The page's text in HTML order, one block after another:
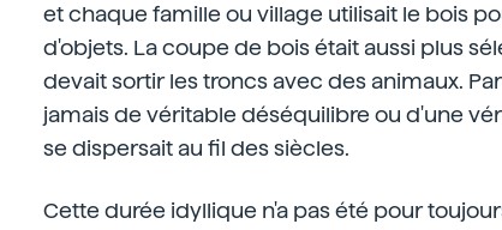
et chaque famille ou village utilisait le bois
d'objets. La coupe de bois était aussi plus
devait sortir les troncs avec des animaux.
jamais de véritable déséquilibre ou d'une
se dispersait au fil des siècles.
Cette durée idyllique n'a pas été pour